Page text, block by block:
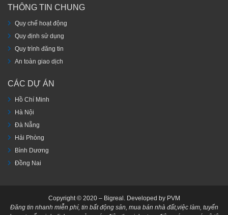
THÔNG TIN CHUNG
Quy chế hoạt động
Quy định sử dụng
Quy trình đăng tin
An toàn giao dịch
CÁC DỰ ÁN
Hồ Chí Minh
Hà Nội
Đà Nẵng
Hải Phòng
Bình Dương
Đồng Nai
Copyright © 2020 – Bigreal. Developed by PVM
Đăng tin nhanh miễn phí, tin bất động sản, mua bán nhà đất,việc làm, tuyển